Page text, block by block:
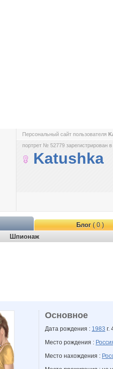
Персональный сайт пользователя
портрет № 52779 зарегистрирован в
Katushka
Блог( 0 )
Шпионаж
Основное
Дата рождения : 1983 г.
Место рождения :
Место нахождения :